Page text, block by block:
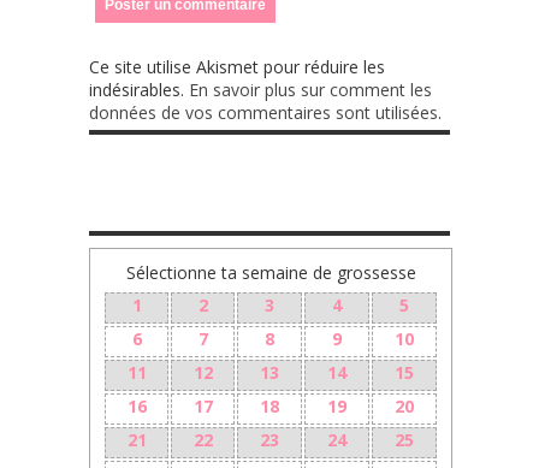
Ce site utilise Akismet pour réduire les
indésirables. En savoir plus sur comment les
données de vos commentaires sont utilisées.
Sélectionne ta semaine de grossesse
1
2 3 4
5
6
7 8 9
10
11
12 13 14
15
16
17 18 19
20
21
22 23 24
25